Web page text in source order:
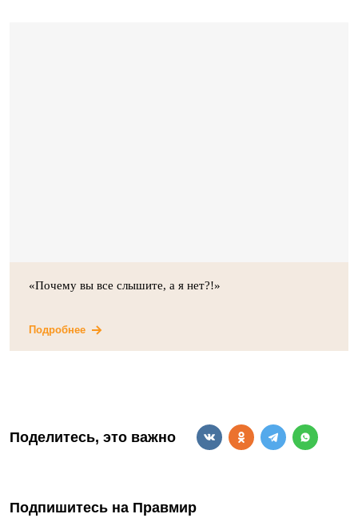
«Почему вы все слышите, а я нет?!»
Подробнее
Поделитесь, это важно
Подпишитесь на Правмир